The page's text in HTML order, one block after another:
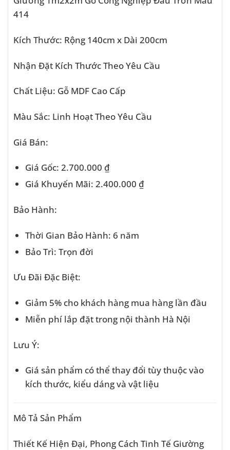
414
Kích Thước: Rộng 140cm x Dài 200cm
Nhận Đặt Kích Thước Theo Yêu Cầu
Chất Liệu: Gỗ MDF Cao Cấp
Màu Sắc: Linh Hoạt Theo Yêu Cầu
Giá Bán:
Giá Gốc: 2.700.000 ₫
Giá Khuyến Mãi: 2.400.000 ₫
Bảo Hành:
Thời Gian Bảo Hành: 6 năm
Bảo Trì: Trọn đời
Ưu Đãi Đặc Biệt:
Giảm 5% cho khách hàng mua hàng lần đầu
Miễn phí lắp đặt trong nội thành Hà Nội
Lưu Ý:
Giá sản phẩm có thể thay đổi tùy thuộc vào
kích thước, kiểu dáng và vật liệu
Mô Tả Sản Phẩm
Thiết Kế Hiện Đại, Phong Cách Tinh Tế Giường